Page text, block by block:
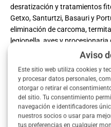
Aviso
Este sitio web utiliza cookies y
y procesar datos personales,
otorgar o retirar el
del sitio. Tu consentimiento
navegación e identificadores
nuestros socios o usar para
tus preferencias en cualquier
desratización y tratamientos
Getxo, Santurtzi, Basauri y
eliminación de carcoma,
legionella, aves y
inspecciones detalladas y
profesionales del equipo son
amabilidad y capacidad
limpio que resuelve las dudas